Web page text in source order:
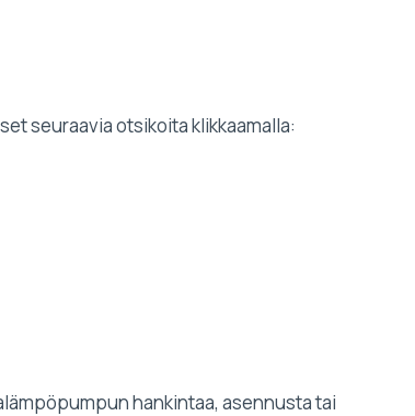
seuraavia otsikoita klikkaamalla:
hankintaa, asennusta tai